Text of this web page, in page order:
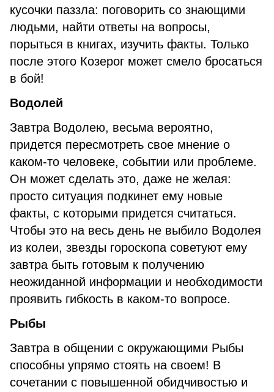
кусочки паззла: поговорить со знающими
людьми, найти ответы на вопросы,
порыться в книгах, изучить факты. Только
после этого Козерог может смело бросаться
в бой!
Водолей
Завтра Водолею, весьма вероятно,
придется пересмотреть свое мнение о
каком-то человеке, событии или проблеме.
Он может сделать это, даже не желая:
просто ситуация подкинет ему новые
факты, с которыми придется считаться.
Чтобы это на весь день не выбило Водолея
из колеи, звезды гороскопа советуют ему
завтра быть готовым к получению
неожиданной информации и необходимости
проявить гибкость в каком-то вопросе.
Рыбы
Завтра в общении с окружающими Рыбы
способны упрямо стоять на своем! В
сочетании с повышенной обидчивостью и